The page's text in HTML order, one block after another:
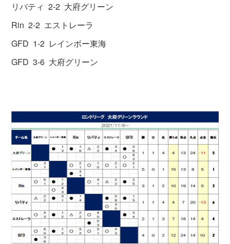
リバティ 2-2 大府グリーン
Rin 2-2 エストレーラ
GFD 1-2 レインボー東海
GFD 3-6 大府グリーン